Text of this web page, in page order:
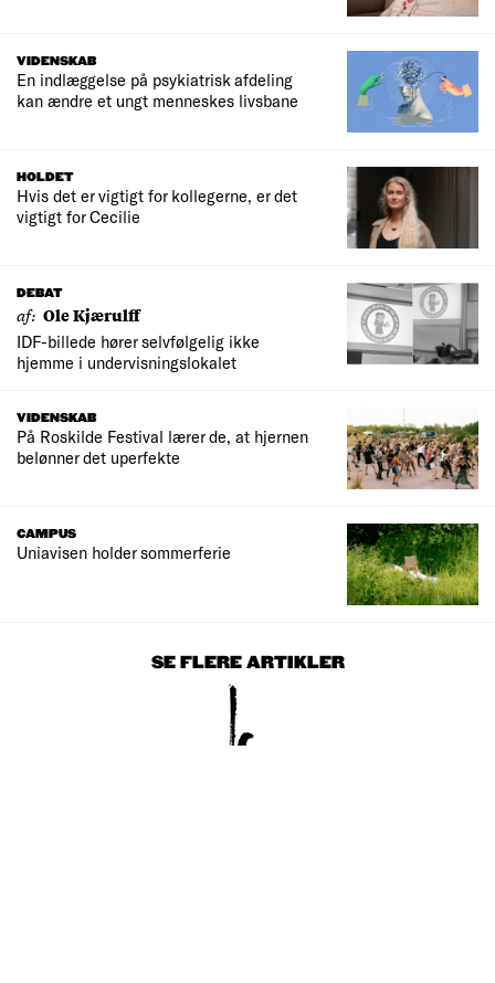
VIDENSKAB
En indlæggelse på psykiatrisk afdeling
kan ændre et ungt menneskes livsbane
HOLDET
Hvis det er vigtigt for kollegerne, er det
vigtigt for Cecilie
DEBAT
af: Ole Kjærulff
IDF-billede hører selvfølgelig ikke
hjemme i undervisningslokalet
VIDENSKAB
På Roskilde Festival lærer de, at hjernen
belønner det uperfekte
CAMPUS
Uniavisen holder sommerferie
SE FLERE ARTIKLER